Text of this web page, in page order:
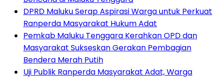
DPRD Maluku Serap Aspirasi Warga untuk Perkuat
Ranperda Masyarakat Hukum Adat
Pemkab Maluku Tenggara Kerahkan OPD dan
Masyarakat Sukseskan Gerakan Pembagian
Bendera Merah Putih
Uji Publik Ranperda Masyarakat Adat, Warga